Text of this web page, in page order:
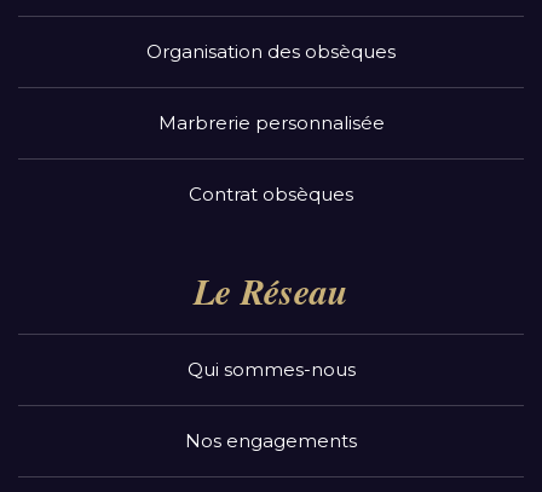
Organisation des obsèques
Marbrerie personnalisée
Contrat obsèques
Le Réseau
Qui sommes-nous
Nos engagements